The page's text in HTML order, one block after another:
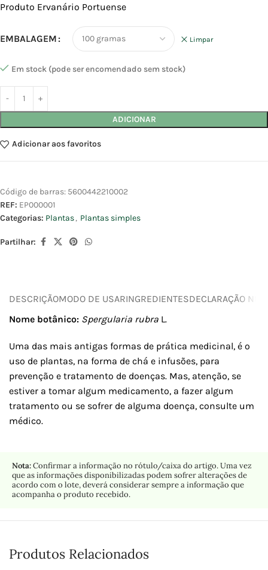
Produto Ervanário Portuense
EMBALAGEM Limpar
Em stock (pode ser encomendado sem stock)
ADICIONAR
Adicionar aos favoritos
Código de barras: 5600442210002
REF: EP000001
Categorias: Plantas, Plantas simples
Partilhar:
DESCRIÇÃOMODO DE USARINGREDIENTESDECLARAÇÃO
Nome botânico: Spergularia rubra L.
Uma das mais antigas formas de prática medicinal, é o
uso de plantas, na forma de chá e infusões, para
prevenção e tratamento de doenças. Mas, atenção, se
estiver a tomar algum medicamento, a fazer algum
tratamento ou se sofrer de alguma doença, consulte um
médico.
Nota:Confirmar a informação no rótulo/caixa do artigo. Uma vez
que as informações disponibilizadas podem sofrer alterações de
acordo com o lote, deverá considerar sempre a informação que
acompanha o produto recebido.
Produtos Relacionados